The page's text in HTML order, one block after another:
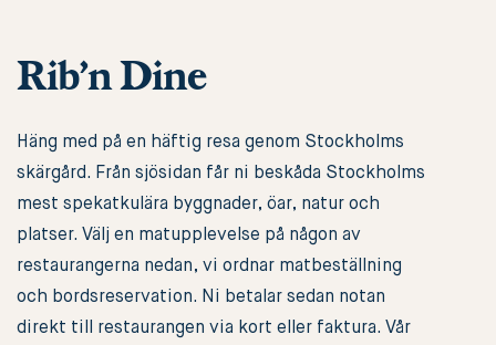
Rib’n Dine
Häng med på en häftig resa genom Stockholms
skärgård. Från sjösidan får ni beskåda Stockholms
mest spekatkulära byggnader, öar, natur och
platser. Välj en matupplevelse på någon av
restaurangerna nedan, vi ordnar matbeställning
och bordsreservation. Ni betalar sedan notan
direkt till restaurangen via kort eller faktura. Vår